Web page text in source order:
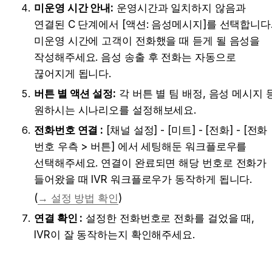
미운영 시간 안내: 운영시간과 일치하지 않음과
연결된 C 단계에서 [액션: 음성메시지]를 선택합니
미운영 시간에 고객이 전화했을 때 듣게 될 음성을
작성해주세요. 음성 송출 후 전화는 자동으로
끊어지게 됩니다.
버튼 별 액션 설정: 각 버튼 별 팀 배정, 음성 메시지
원하시는 시나리오를 설정해보세요.
전화번호 연결 : [채널 설정] - [미트] - [전화] - [전화
번호 우측 > 버튼] 에서 세팅해둔 워크플로우를
선택해주세요. 연결이 완료되면 해당 번호로 전화가
들어왔을 때 IVR 워크플로우가 동작하게 됩니다.
( → 설정 방법 확인)
연결 확인 : 설정한 전화번호로 전화를 걸었을 때,
IVR이 잘 동작하는지 확인해주세요.